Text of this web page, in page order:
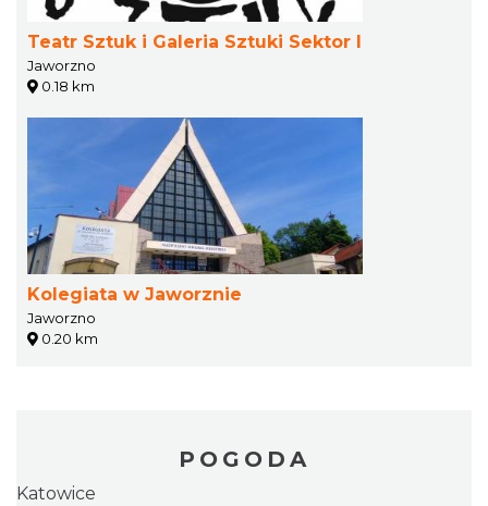
Teatr Sztuk i Galeria Sztuki Sektor I
Jaworzno
0.18 km
Kolegiata w Jaworznie
Jaworzno
0.20 km
POGODA
Katowice